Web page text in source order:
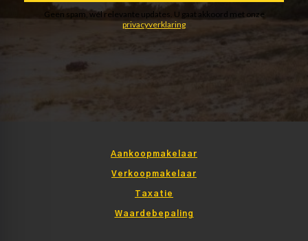
Aankoopmakelaar
Verkoopmakelaar
Taxatie
Waardebepaling